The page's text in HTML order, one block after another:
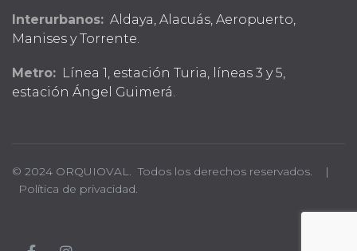
Interurbanos: Aldaya, Alacuás, Aeropuerto,
Manises y Torrente.
Metro: Línea 1, estación Turia, líneas 3 y 5,
estación Ángel Guimerá.
© 2024 ORQUIOVAL. Todos los derechos reservados. |
Política de privacidad.